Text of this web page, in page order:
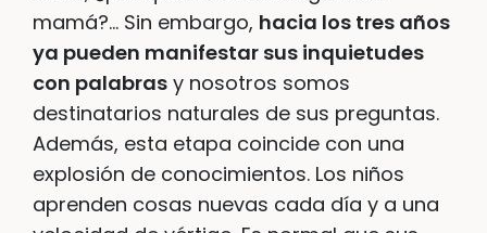
mamá?… Sin embargo, hacia los tres años
ya pueden manifestar sus inquietudes
con palabras y nosotros somos
destinatarios naturales de sus preguntas.
Además, esta etapa coincide con una
explosión de conocimientos. Los niños
aprenden cosas nuevas cada día y a una